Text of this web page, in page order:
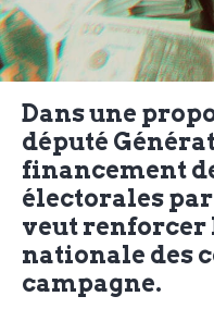
Dans une
député
financement
électorales
veut renforcer
nationale des
campagne.